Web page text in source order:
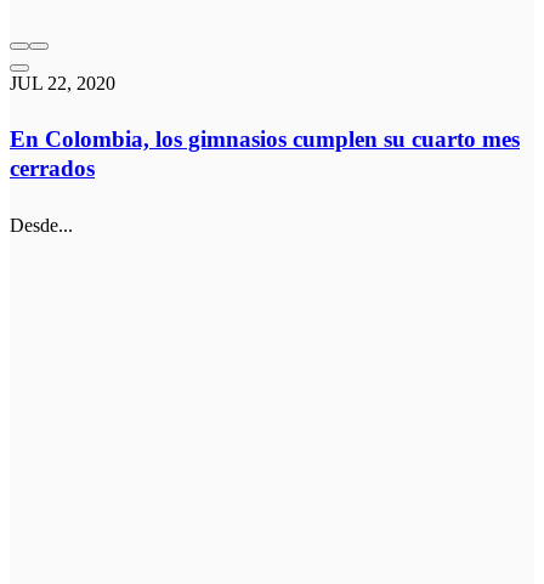
JUL 22, 2020
En Colombia, los gimnasios cumplen su cuarto mes
cerrados
Desde...